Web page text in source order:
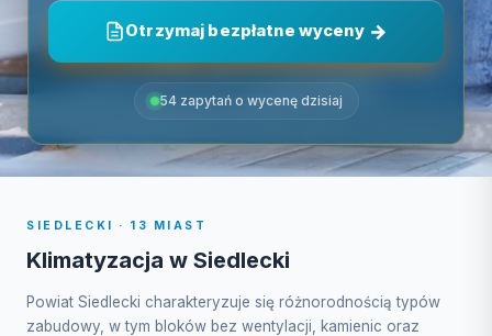
Otrzymaj bezpłatne wyceny
54 zapytań o wycenę dzisiaj
SIEDLECKI · 13 MIAST
Klimatyzacja w Siedlecki
Powiat Siedlecki charakteryzuje się różnorodnością typów
zabudowy, w tym bloków bez wentylacji, kamienic oraz